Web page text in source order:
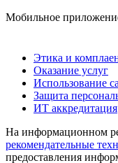
Мобильное
Этика и
Оказание услуг
Использование
Защита
ИТ аккредитация
На информационном
рекомендательные
предоставления